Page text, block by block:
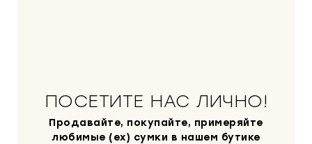
ПОСЕТИТЕ НАС ЛИЧНО!
Продавайте, покупайте, примеряйте
любимые (ex) сумки в нашем бутике